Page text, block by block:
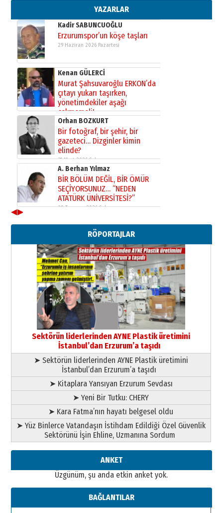
YAZARLAR
02 Ağustos 2026 Pazar
Kadir SABUNCUOĞLU
Erzurumspor’un köşe taşları
29 Haziran 2026 Pazartesi
Kenan GÜLERCİ
Murat Şahsuvaroğlu ERKON’da
çıtayı yukarı taşırken,
yönetimdekiler aşağı
çekmemeli!
17 Şubat 2026 SalıOrhan BOZKURT
Bir fotoğraf, bir şehir, bir
gazeteci… Dizginler kimin
elinde?
31 Mart 2026 Salı
A. Berhan Yılmaz
BİR BÖLÜM DEĞİL, BİR ÖMÜR
SEÇİYORSUNUZ… “NEDEN
ATATÜRK ÜNİVERSİTESİ?”
28 Temmuz 2026 Salı
Ahmed Yesevi’den bir Alperen…
”Reisimiz” idi… Hakka yürüdü.!
26 Mart 2026 Perşembe
Cem Bakırcı
Ardında bıraktığı hatıralarıyla
gönül adamı Faruk Terzioğlu!
13 Mayıs 2026 Çarşamba
Esat BİNDESEN
Başkan Sekmen’den Erzurum’a
bir vizyon proje daha!
02 Ağustos 2026 Pazar
◀▶
RÖPORTAJLAR
Sektörün liderlerinden AYNE Plastik üretimini
İstanbul’dan Erzurum’a taşıdı
➤ Sektörün liderlerinden AYNE Plastik üretimini
İstanbul’dan Erzurum’a taşıdı
➤ Kitaplara Yansıyan Erzurum Sevdası
➤ Yeni Bir Tutku: CHERY
➤ Kara Fatma’nın hayatı belgesel oldu
➤ Yüz Binlerce Vatandaşın İstihdam Edildiği Özel Güvenlik
Sektörünü İşin Ehline, Uzmanına Sordum
ANKET
Üzgünüm, şu anda etkin anket yok.
BAĞLANTILAR